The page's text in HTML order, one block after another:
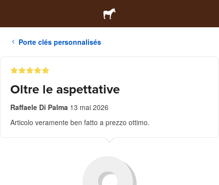
Porte clés personnalisés
Oltre le aspettative
Raffaele Di Palma 13 mai 2026
Articolo veramente ben fatto a prezzo ottimo.